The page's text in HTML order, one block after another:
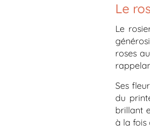
Le
Le
roses
Ses
du
brillant
à la fois